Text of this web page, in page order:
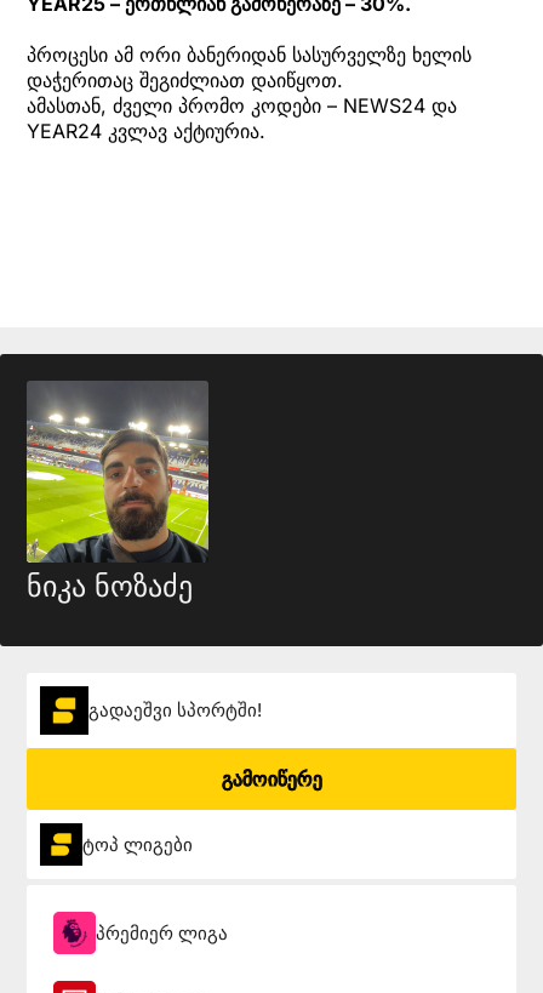
პროცესი ამ ორი ბანერიდან სასურველზე ხელის
დაჭერითაც შეგიძლიათ დაიწყოთ.
ამასთან, ძველი პრომო კოდები – NEWS24 და
YEAR24 კვლავ აქტიურია.
ნიკა ნოზაძე
გადაეშვი სპორტში!
გამოიწერე
ტოპ ლიგები
პრემიერ ლიგა